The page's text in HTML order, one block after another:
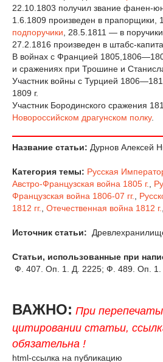
22.10.1803 получил звание фанен-
1.6.1809 произведен в прапорщики,
подпоручики , 28.5.1811 — в поручики.
27.2.1816 произведен в штабс-
В войнах с Францией
и сражениях при Трошине и
Участник войны с Турцией
1809 г.
Участник Бородинского сражения
Новороссийском драгунском полку.
Название статьи: Дурнов Алексей
Категория темы: Русская
Австро-Французская война 1805 г.
Французская война 1806-07 гг.
1812 гг.
Отечественная война 1812 г.
Источник статьи:
Статьи, использованные при
Ф. 407. Оп. 1. Д. 2225; Ф. 489. Оп. 1.
ВАЖНО: При
цитировании статьи,
обязательна !
html-ссылка на публикацию